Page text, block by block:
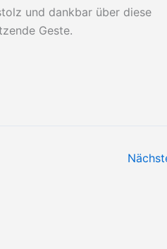
und dankbar über diese
Geste.